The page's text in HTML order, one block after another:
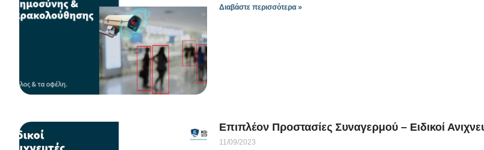
Διαβάστε περισσότερα »
Επιπλέον Προστασίες Συναγερμού – Ειδικοί
11/09/2023